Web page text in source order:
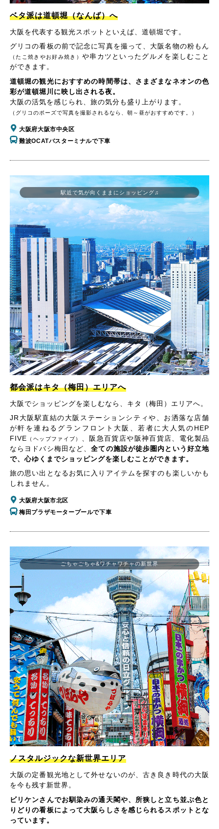
ベタ派は道頓堀（なんば）へ
大阪を代表する観光スポットといえば、道頓堀です。
グリコの看板の前で記念に写真を撮って、大阪名物の粉もん
（たこ焼きやお好み焼き） や串カツといったグルメを楽しむこと
ができます。
道頓堀の観光におすすめの時間帯は、さまざまなネオンの色
彩が道頓堀川に映し出される夜。
大阪の活気を感じられ、旅の気分も盛り上がります。
（グリコのポーズで写真を撮影されるなら、朝～昼がおすすめです。）
大阪府大阪市中央区
難波OCATバスターミナルで下車
都会派はキタ（梅田）エリアへ
大阪でショッピングを楽しむなら、キタ（梅田）エリアへ。
JR大阪駅直結の大阪ステーションシティや、お洒落な店舗
が軒を連ねるグランフロント大阪、若者に大人気のHEP
FIVE （ヘップファイブ）
、阪急百貨店や阪神百貨店、電化製品
ならヨドバシ梅田など、全ての施設が徒歩圏内という好立地
で、心ゆくまでショッピングを楽しむことができます。
旅の思い出となるお気に入りアイテムを探すのも楽しいかも
しれません。
大阪府大阪市北区
梅田プラザモータープールで下車
駅近で気が向くままにショッピング♫
ごちゃごちゃ&ワチャワチャの新世界
ノスタルジックな新世界エリア
大阪の定番観光地として外せないのが、古き良き時代の大阪
を今も残す新世界。
ビリケンさんでお馴染みの通天閣や、所狭しと立ち並ぶ色と
りどりの看板によって大阪らしさを感じられるスポットとな
っています。